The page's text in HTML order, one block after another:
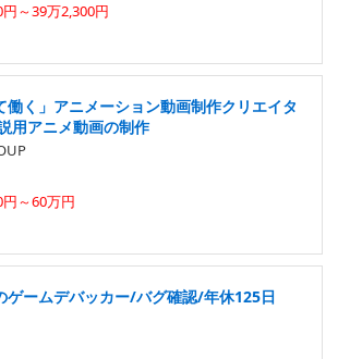
～39万2,300円
働く」アニメーション動画制作クリエイタ
用アニメ動画の制作
～60万円
ゲームデバッカー/バグ確認/年休125日